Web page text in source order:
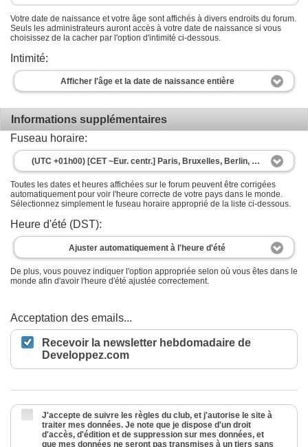
Votre date de naissance et votre âge sont affichés à divers endroits du forum.
Seuls les administrateurs auront accès à votre date de naissance si vous
choisissez de la cacher par l'option d'intimité ci-dessous.
Intimité:
Afficher l'âge et la date de naissance entière
Informations supplémentaires
Fuseau horaire:
(UTC +01h00) [CET ~Eur. centr.] Paris, Bruxelles, Berlin, Rome, Madrid
Toutes les dates et heures affichées sur le forum peuvent être corrigées
automatiquement pour voir l'heure correcte de votre pays dans le monde.
Sélectionnez simplement le fuseau horaire approprié de la liste ci-dessous.
Heure d'été (DST):
Ajuster automatiquement à l'heure d'été
De plus, vous pouvez indiquer l'option appropriée selon où vous êtes dans le
monde afin d'avoir l'heure d'été ajustée correctement.
Acceptation des emails...
Recevoir la newsletter hebdomadaire de
Developpez.com
J'accepte de suivre les règles du club, et j'autorise le site à
traiter mes données. Je note que je dispose d'un droit
d'accès, d'édition et de suppression sur mes données, et
que mes données ne seront pas transmises à un tiers sans